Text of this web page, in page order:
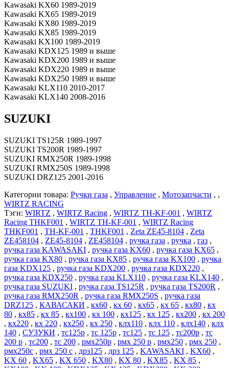
Kawasaki KX60 1989-2019
Kawasaki KX65 1989-2019
Kawasaki KX80 1989-2019
Kawasaki KX85 1989-2019
Kawasaki KX100 1989-2019
Kawasaki KDX125 1989 и выше
Kawasaki KDX200 1989 и выше
Kawasaki KDX220 1989 и выше
Kawasaki KDX250 1989 и выше
Kawasaki KLX110 2010-2017
Kawasaki KLX140 2008-2016
SUZUKI
SUZUKI TS125R 1989-1997
SUZUKI TS200R 1989-1997
SUZUKI RMX250R 1989-1998
SUZUKI RMX250S 1989-1998
SUZUKI DRZ125 2001-2016
Категории товара: Ручки газа , Управление , Мотозапчасти , ,
WIRTZ RACING
Тэги: WIRTZ , WIRTZ Racing , WIRTZ TH-KF-001 , WIRTZ
Racing THKF001 , WIRTZ TH-KF-001 , WIRTZ Racing
THKF001 , TH-KF-001 , THKF001 , Zeta ZE45-8104 , Zeta
ZE458104 , ZE45-8104 , ZE458104 , ручка газа , ручка , газ ,
ручка газа KAWASAKI , ручка газа KX60 , ручка газа KX65 ,
ручка газа KX80 , ручка газа KX85 , ручка газа KX100 , ручка
газа KDX125 , ручка газа KDX200 , ручка газа KDX220 ,
ручка газа KDX250 , ручка газа KLX110 , ручка газа KLX140 ,
ручка газа SUZUKI , ручка газа TS125R , ручка газа TS200R ,
ручка газа RMX250R , ручка газа RMX250S , ручка газа
DRZ125 , КАВАСАКИ , кх60 , кх 60 , кх65 , кх 65 , кх80 , кх
80 , кх85 , кх 85 , кх100 , кх 100 , кх125 , кх 125 , кх200 , кх 200
, кх220 , кх 220 , кх250 , кх 250 , клх110 , клх 110 , клх140 , клх
140 , СУЗУКИ , тс125р , тс 125р , тс125 , тс 125 , тс200р , тс
200 р , тс200 , тс 200 , рмх250р , рмх 250 р , рмх250 , рмх 250 ,
рмх250с , рмх 250 с , дрз125 , дрз 125 , KAWASAKI , KX60 ,
KX 60 , KX65 , KX 650 , KX80 , KX 80 , KX85 , KX 85 ,